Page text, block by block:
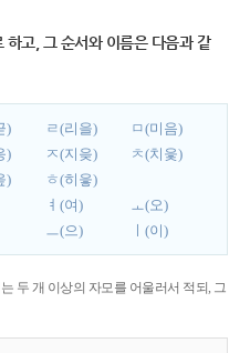
하고, 그 순서와 이름은 다음과 같
) ㄹ(리을)
ㅁ(미음)
) ㅈ(지읒)
ㅊ(치읓)
)
ㅎ(히읗)
ㅕ(여)
ㅗ(오)
ㅡ(으) ㅣ(이)
두 개 이상의 자모를 어울러서 적되, 그